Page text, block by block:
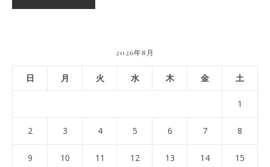
2026年8月
日 月 火 水 木 金 土
1
2 3 4 5 6 7 8
9 10 11 12 13 14 15